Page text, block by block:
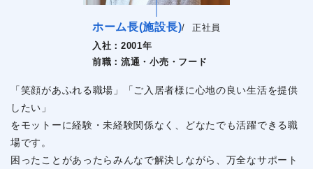
ホーム長(施設長)/
正社員
入社：2001年
前職：流通・小売・フード
「笑顔があふれる職場」「ご入居者様に心地の良い生活を提供
したい」
をモットーに経験・未経験関係なく、どなたでも活躍できる職
場です。
困ったことがあったらみんなで解決しながら、万全なサポート